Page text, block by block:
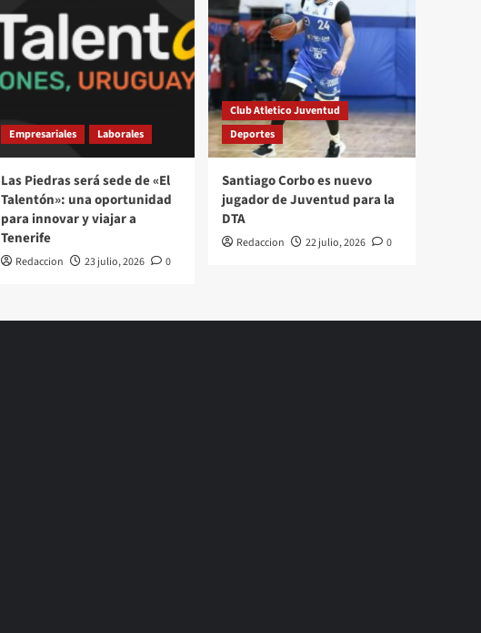
Empresariales Laborales
Las Piedras será sede de «El
Talentón»: una oportunidad
para innovar y viajar a
Tenerife
Redaccion 23 julio, 2026 0
Club Atletico Juventud
Deportes
Santiago Corbo es nuevo
jugador de Juventud para la
DTA
Redaccion 22 julio, 2026 0